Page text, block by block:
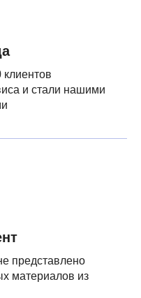
и стали нашими
представлено
материалов из